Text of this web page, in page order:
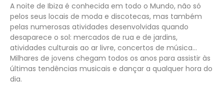
A noite de Ibiza é conhecida em todo o Mundo, não só
pelos seus locais de moda e discotecas, mas também
pelas numerosas atividades desenvolvidas quando
desaparece o sol: mercados de rua e de jardins,
atividades culturais ao ar livre, concertos de música…
Milhares de jovens chegam todos os anos para assistir às
últimas tendências musicais e dançar a qualquer hora do
dia.